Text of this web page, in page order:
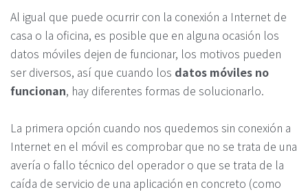
Al igual que puede ocurrir con la conexión a Internet de
casa o la oficina, es posible que en alguna ocasión los
datos móviles dejen de funcionar, los motivos pueden
ser diversos, así que cuando los datos móviles no
funcionan, hay diferentes formas de solucionarlo.
La primera opción cuando nos quedemos sin conexión a
Internet en el móvil es comprobar que no se trata de una
avería o fallo técnico del operador o que se trata de la
caída de servicio de una aplicación en concreto (como